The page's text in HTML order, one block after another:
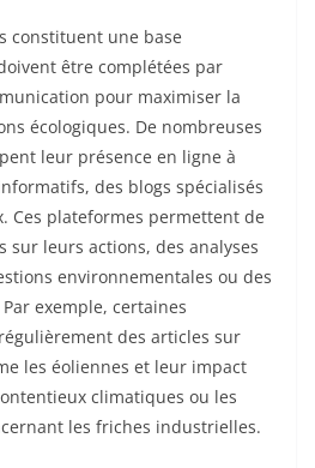
constituent une base
être complétées par
pour maximiser la
écologiques. De nombreuses
leur présence en ligne à
des blogs spécialisés
Ces plateformes permettent de
sur leurs actions, des analyses
environnementales ou des
exemple, certaines
des articles sur
les éoliennes et leur impact
climatiques ou les
les friches industrielles.